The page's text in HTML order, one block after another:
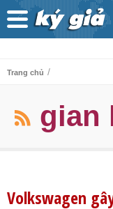
Trang chủ /
gian
Volkswagen